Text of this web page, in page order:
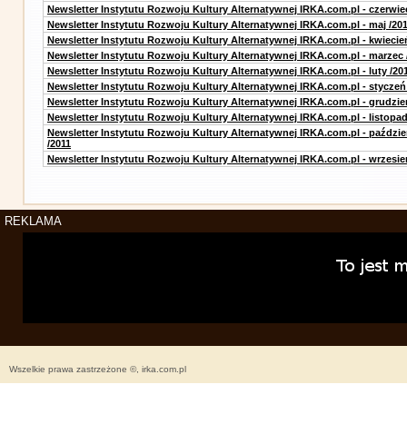
Newsletter Instytutu Rozwoju Kultury Alternatywnej IRKA.com.pl -
Newsletter Instytutu Rozwoju Kultury Alternatywnej IRKA.com.pl - maj /
Newsletter Instytutu Rozwoju Kultury Alternatywnej IRKA.com.pl -
Newsletter Instytutu Rozwoju Kultury Alternatywnej IRKA.com.pl - marzec
Newsletter Instytutu Rozwoju Kultury Alternatywnej IRKA.com.pl - luty /
Newsletter Instytutu Rozwoju Kultury Alternatywnej IRKA.com.pl - styczeń
Newsletter Instytutu Rozwoju Kultury Alternatywnej IRKA.com.pl -
Newsletter Instytutu Rozwoju Kultury Alternatywnej IRKA.com.pl - listopad
Newsletter Instytutu Rozwoju Kultury Alternatywnej IRKA.com.pl -
/2011
Newsletter Instytutu Rozwoju Kultury Alternatywnej IRKA.com.pl -
REKLAMA
Wszelkie prawa zastrzeżone ©, irka.com.pl